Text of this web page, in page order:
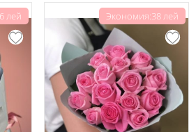
лей Экономия:38 лей